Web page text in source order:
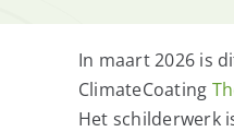
In maart 2026 is
ClimateCoating
Het schilderwerk